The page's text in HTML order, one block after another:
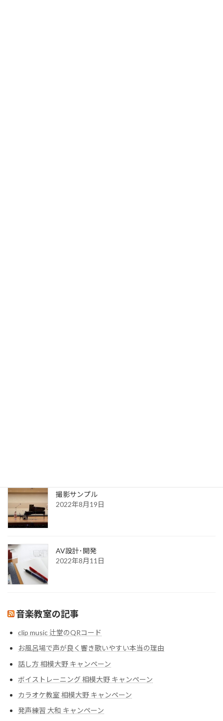
撮影サンプル
2022年8月19日
AV設計･開発
2022年8月11日
音楽教室の記事
clip music 辻堂のQRコード
お風呂場で声が良く響き歌いやすい本当の理由
話し方 相模大野 キャンペーン
ボイストレーニング 相模大野 キャンペーン
カラオケ教室 相模大野 キャンペーン
発声練習 大和 キャンペーン